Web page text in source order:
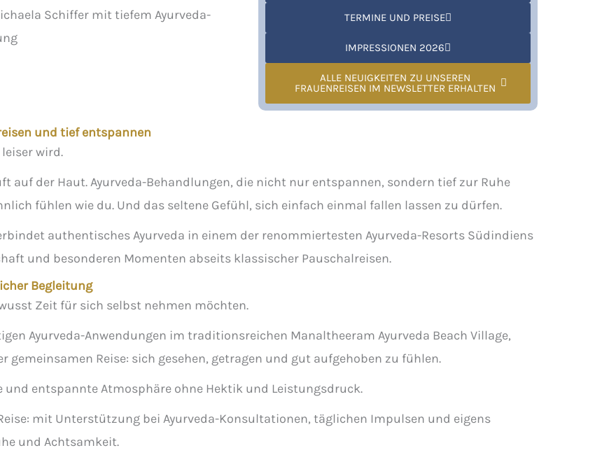
Schiffer mit tiefem Ayurveda-
TERMINE UND PREISE
IMPRESSIONEN 2026
ALLE NEUIGKEITEN ZU UNSEREN
FRAUENREISEN IM NEWSLETTER ERHALTEN
und tief entspannen
wird.
auf der Haut. Ayurveda-Behandlungen, die nicht nur entspannen, sondern tief zur Ruhe
fühlen wie du. Und das seltene Gefühl, sich einfach einmal fallen lassen zu dürfen.
authentisches Ayurveda in einem der renommiertesten Ayurveda-Resorts Südindiens
und besonderen Momenten abseits klassischer Pauschalreisen.
Begleitung
Zeit für sich selbst nehmen möchten.
Ayurveda-Anwendungen im traditionsreichen Manaltheeram Ayurveda Beach Village,
gemeinsamen Reise: sich gesehen, getragen und gut aufgehoben zu fühlen.
entspannte Atmosphäre ohne Hektik und Leistungsdruck.
mit Unterstützung bei Ayurveda-Konsultationen, täglichen Impulsen und eigens
und Achtsamkeit.